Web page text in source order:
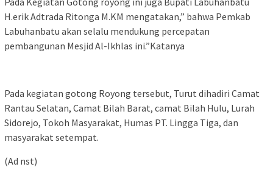
H.erik Adtrada Ritonga M.KM mengatakan,” bahwa Pemkab
Labuhanbatu akan selalu mendukung percepatan
pembangunan Mesjid Al-Ikhlas ini.”Katanya
Pada kegiatan gotong Royong tersebut, Turut dihadiri Camat
Rantau Selatan, Camat Bilah Barat, camat Bilah Hulu, Lurah
Sidorejo, Tokoh Masyarakat, Humas PT. Lingga Tiga, dan
masyarakat setempat.
(Ad nst)